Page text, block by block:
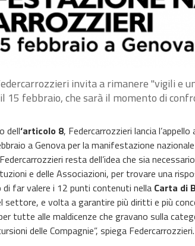
invita a rimanere "vigili e
15 febbraio, che sarà il momento di
dell‘articolo 8, Federcarrozzieri lancia
a Genova per la manifestazione
resta dell’idea che sia
e delle Associazioni, per trovare una
far valere i 12 punti contenuti nella Carta di
settore, e volta a garantire più diritti e più
tutte alle maldicenze che gravano sulla
delle Compagnie”, spiega Federcarrozzieri.